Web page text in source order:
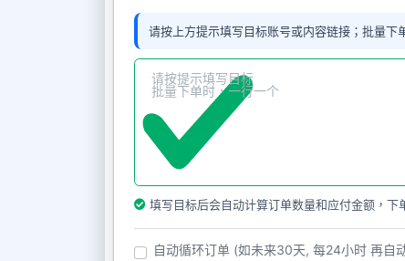
请按上方提示填写目标账号或内容链接；批量下
填写目标后会自动计算订单数量和应付金额，下
自动循环订单 (如未来30天, 每24小时 再自